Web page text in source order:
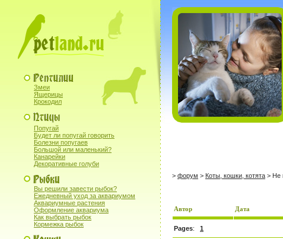
Змеи
Ящерицы
Крокодил
Попугай
Будет ли попугай говорить
Болезни попугаев
Большой или маленький?
Канарейки
Декоративные голуби
Вы решили завести рыбок?
Ежедневный уход за аквариумом
Аквариумные растения
Оформление аквариума
Как выбрать рыбок
Кормежка рыбок
> форум > Коты, кошки, котята > Не
Автор Дата
Pages: 1